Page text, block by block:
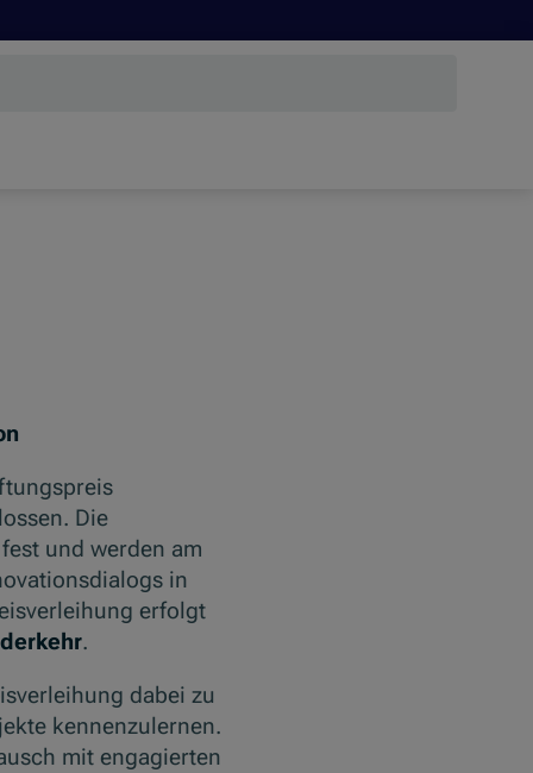
Die
und werden am
in
erfolgt
.
dabei zu
kennenzulernen.
mit engagierten